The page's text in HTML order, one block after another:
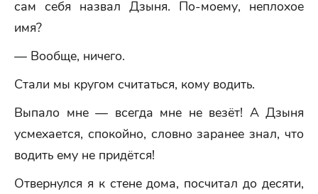
сам себя назвал Дзыня. По-моему, неплохое
имя?
— Вообще, ничего.
Стали мы кругом считаться, кому водить.
Выпало мне — всегда мне не везёт! А Дзыня
усмехается, спокойно, словно заранее знал, что
водить ему не придётся!
Отвернулся я к стене дома, посчитал до десяти,